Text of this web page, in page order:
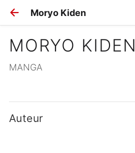
Moryo Kiden
MORYO KIDEN
MANGA
Auteur